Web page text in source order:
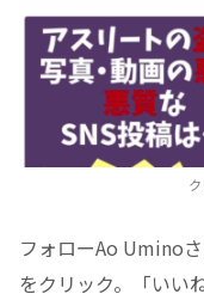
フォローAo Umino
をクリック。「いい